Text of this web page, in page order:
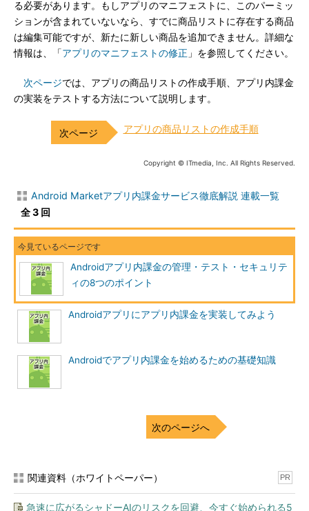
る必要があります。もしアプリのマニフェストに、このパーミッ
ションが含まれていないなら、すでに商品リストに存在する商品
は編集可能ですが、新たに新しい商品を追加できません。詳細な
情報は、「アプリのマニフェストの修正 」を参照してください。
次ページでは、アプリの商品リストの作成手順、アプリ内課金
の実装をテストする方法について説明します。
アプリの商品リストの作成手順
Copyright © ITmedia, Inc. All Rights Reserved.
Android Marketアプリ内課金サービス徹底解説 連載一覧
全 3 回
Androidアプリ内課金の管理・テスト・セキュリテ
ィの8つのポイント
Androidアプリにアプリ内課金を実装してみよう
Androidでアプリ内課金を始めるための基礎知識
次のページへ
関連資料（ホワイトペーパー） PR
急速に広がるシャドーAIのリスクを回避、今すぐ始められる5